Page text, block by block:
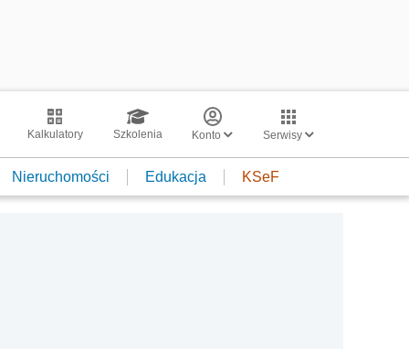
Kalkulatory Szkolenia Konto Serwisy
Nieruchomości Edukacja KSeF